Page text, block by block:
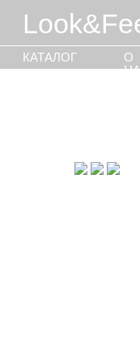
НАС
КАТАЛОГ
Look&Feel